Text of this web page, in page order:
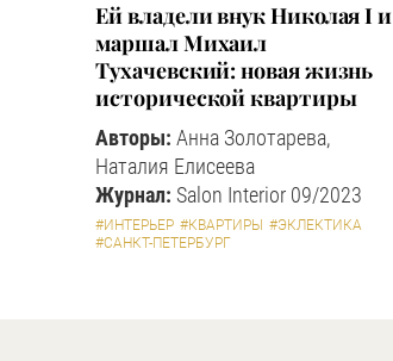
Ей владели внук Николая I и
маршал Михаил
Тухачевский: новая жизнь
исторической квартиры
Авторы: Анна Золотарева,
Наталия Елисеева
Журнал: Salon Interior 09/2023
#ИНТЕРЬЕР #КВАРТИРЫ #ЭКЛЕКТИКА
#САНКТ-ПЕТЕРБУРГ